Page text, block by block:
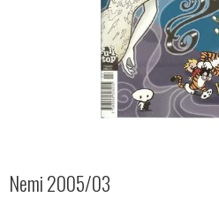
Nemi 2005/03